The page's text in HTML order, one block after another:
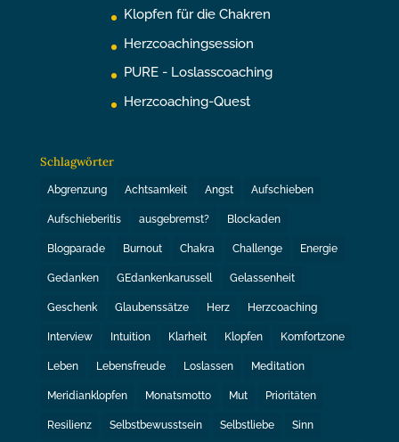
Klopfen für die Chakren
Herzcoachingsession
PURE - Loslasscoaching
Herzcoaching-Quest
Schlagwörter
Abgrenzung Achtsamkeit Angst Aufschieben
Aufschieberitis ausgebremst? Blockaden
Blogparade Burnout Chakra Challenge Energie
Gedanken GEdankenkarussell Gelassenheit
Geschenk Glaubenssätze Herz Herzcoaching
Interview Intuition Klarheit Klopfen Komfortzone
Leben Lebensfreude Loslassen Meditation
Meridianklopfen Monatsmotto Mut Prioritäten
Resilienz Selbstbewusstsein Selbstliebe Sinn